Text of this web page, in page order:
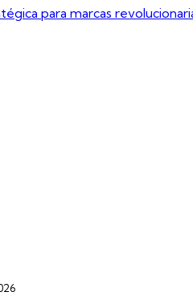
para marcas